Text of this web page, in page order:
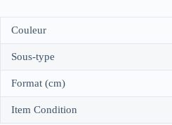
Couleur
Sous-type
Format (cm)
Item Condition